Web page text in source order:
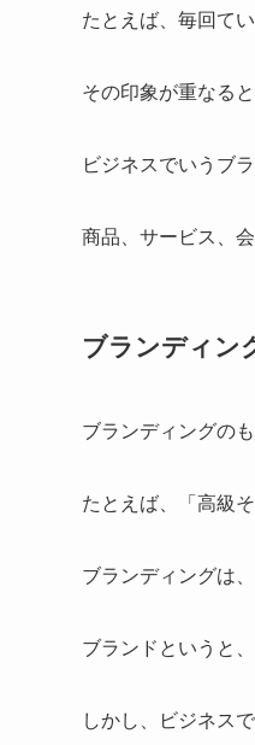
たとえば、毎回て
その印象が重なる
ビジネスでいうブ
商品、サービス、
ブランディン
ブランディングの
たとえば、「高級
ブランディングは
ブランドというと
しかし、ビジネス